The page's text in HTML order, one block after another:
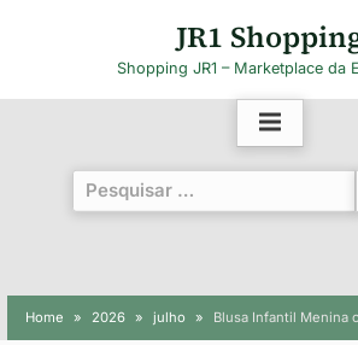
JR1
Shopping JR1 – Marketplace da
Pesquisar
por:
Home 2026 julho Blusa Infantil Menina